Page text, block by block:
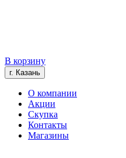
В корзину
г. Казань
О компании
Акции
Скупка
Контакты
Магазины